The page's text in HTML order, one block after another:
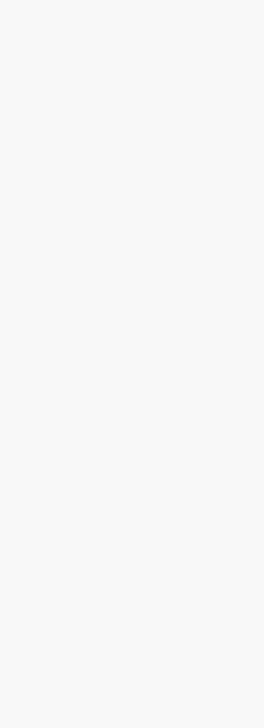
im Schöpsboten vom Februar 2018. Eine Unterbrechung dieser
Ehrgeiz natürlich nicht absprechen konnte. Dieses Mal
oder diversen Einladungsturnieren. Auch die Sportmäuse und
denn er besuchte uns in der Eishalle in Leopoldshain. Denn unsere
ging die Feier, welche im vereinseigenen Klubraum